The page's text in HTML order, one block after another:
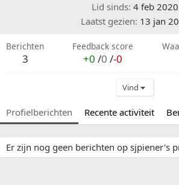
Lid sinds 4 feb 2020
Laatst gezien 13 jan
Berichten
3
Feedback score
+0 /0 /-0
Vind
Profielberichten Recente activiteit
Er zijn nog geen berichten op sjpiener's